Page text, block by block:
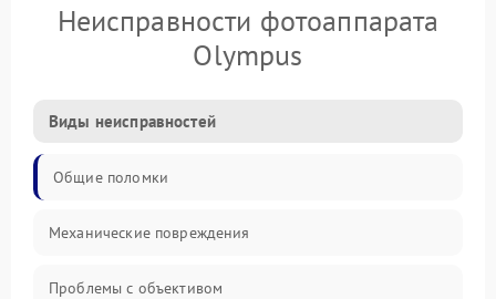
Неисправности фотоаппарата
Olympus
Виды неисправностей
Общие поломки
Механические повреждения
Проблемы с объективом